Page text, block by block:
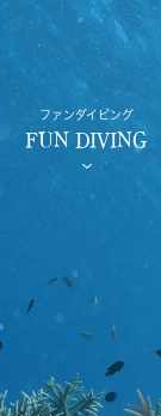
ファンダイビング
FUN DIVING